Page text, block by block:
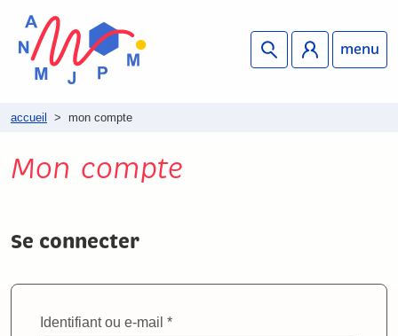
menu
accueil > mon compte
Mon compte
Se connecter
Identifiant ou e-mail *Obligatoire